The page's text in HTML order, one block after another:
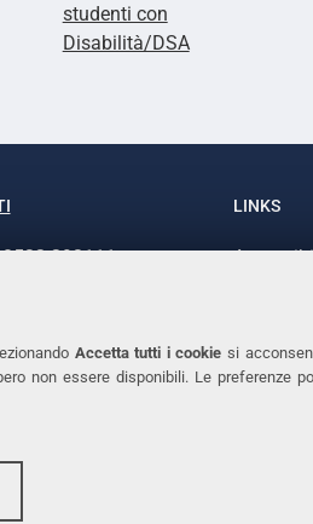
Accetta tutti i cookie si
non essere disponibili. Le preferenze
studenti con
Disabilità/DSA
293111
LINKS
Cookies